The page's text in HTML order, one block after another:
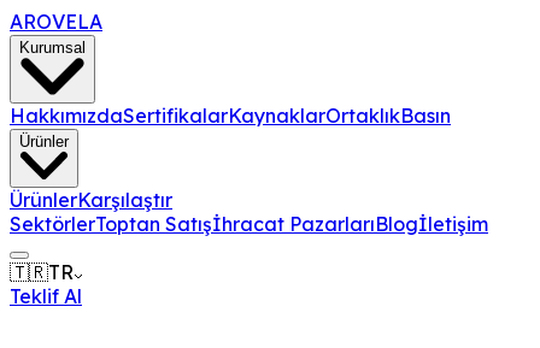
AROVELA
Kurumsal
HakkımızdaSertifikalarKaynaklarOrtaklıkBasın
Ürünler
ÜrünlerKarşılaştır
SektörlerToptan Satışİhracat PazarlarıBlogİletişim
🇹🇷TR
Teklif Al